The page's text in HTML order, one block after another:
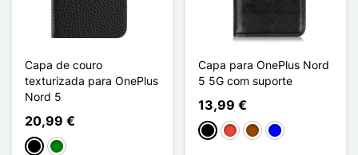
Capa de couro
texturizada para OnePlus
Nord 5
20,99 €
PretoVerde
Capa para OnePlus Nord
5 5G com suporte
13,99 €
PretoVermelho
Castanho
Azul